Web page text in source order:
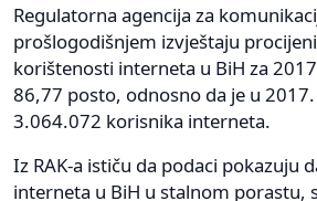
Regulatorna agencija za
prošlogodišnjem izvještaju
korištenosti interneta u BiH za
86,77 posto, odnosno da je u
3.064.072 korisnika interneta.
Iz RAK-a ističu da podaci pokazuju
interneta u BiH u stalnom porastu,